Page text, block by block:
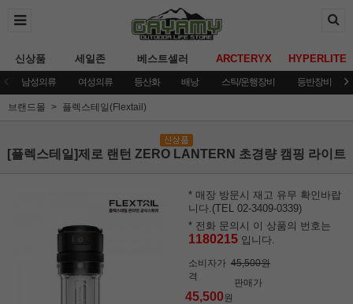
신상품 세일존 베스트셀러 ARCTERYX HYPERLITE
남성의류 여성의류 등산화 배낭 스틱/운행장비 등반장비
브랜드몰 플렉스테일(Flextail)
[플렉스테일]제로 랜턴 ZERO LANTERN 초경량 캠핑 라이트
* 매장 방문시 재고 유무 확인바랍
니다.(TEL 02-3409-0339)
* 전화 문의시 이 상품의 번호는
1180215 입니다.
소비자가
격
45,500원
판매가
45,500원